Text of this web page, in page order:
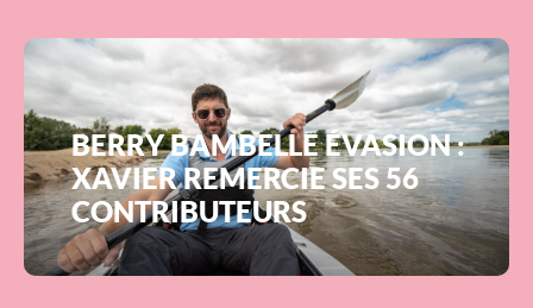
BERRY BAMBELLE ÉVASION :
XAVIER REMERCIE SES 56
CONTRIBUTEURS